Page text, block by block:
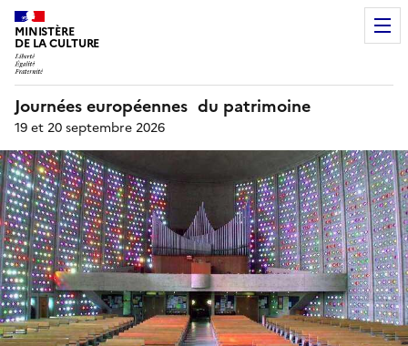
MINISTÈRE
DE LA CULTURE
Journées européennes du patrimoine
19 et 20 septembre 2026